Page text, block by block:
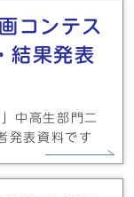
コンテス
結果発表
中高生部門二
発表資料です